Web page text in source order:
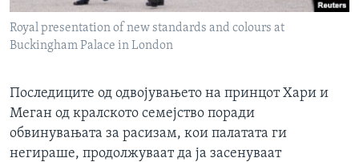
Royal presentation of new standards and colours at
Buckingham Palace in London
Последиците од одвојувањето на принцот Хари и
Меган од кралското семејство поради
обвинувањата за расизам, кои палатата ги
негираше, продолжуваат да ја засенуваат